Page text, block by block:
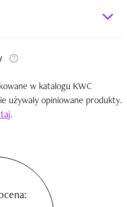
w katalogu KWC
używały opiniowane produkty.
.